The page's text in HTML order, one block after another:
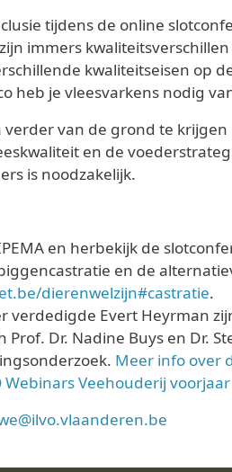
tijdens de online
immers
kwaliteitseisen op
heb je vleesvarkens nodig
van de grond te
en de
is noodzakelijk.
en herbekijk de
en de
dierenwelzijn#castratie.
verdedigde Evert Heyrman
Prof. Dr. Nadine Buys en Dr.
Meer info over
Webinars Veehouderij